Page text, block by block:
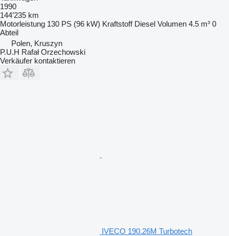
1990
144’235 km
Motorleistung 130 PS (96 kW) Kraftstoff Diesel Volumen 4.5 m³ 0
Abteil
Polen, Kruszyn
P.U.H Rafał Orzechowski
Verkäufer kontaktieren
IVECO 190.26M Turbotech